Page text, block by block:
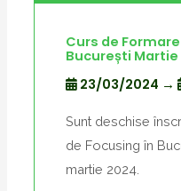
Curs de
București Martie
23/03/2024 →
Sunt deschise
de Focusing în
martie 2024.